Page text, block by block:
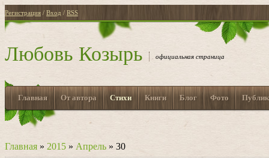
Регистрация / Вход / RSS
Любовь Козырь официальная страница
Главная От автора Стихи Книги Блог Фото
Главная » 2015 » Апрель » 30